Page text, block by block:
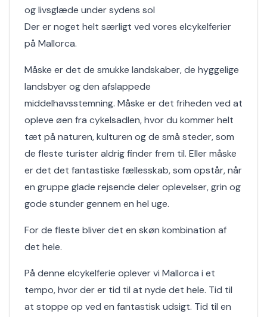
og livsglæde under sydens sol
Der er noget helt særligt ved vores elcykelferier
på Mallorca.
Måske er det de smukke landskaber, de hyggelige
landsbyer og den afslappede
middelhavsstemning. Måske er det friheden ved at
opleve øen fra cykelsadlen, hvor du kommer helt
tæt på naturen, kulturen og de små steder, som
de fleste turister aldrig finder frem til. Eller måske
er det det fantastiske fællesskab, som opstår, når
en gruppe glade rejsende deler oplevelser, grin og
gode stunder gennem en hel uge.
For de fleste bliver det en skøn kombination af
det hele.
På denne elcykelferie oplever vi Mallorca i et
tempo, hvor der er tid til at nyde det hele. Tid til
at stoppe op ved en fantastisk udsigt. Tid til en